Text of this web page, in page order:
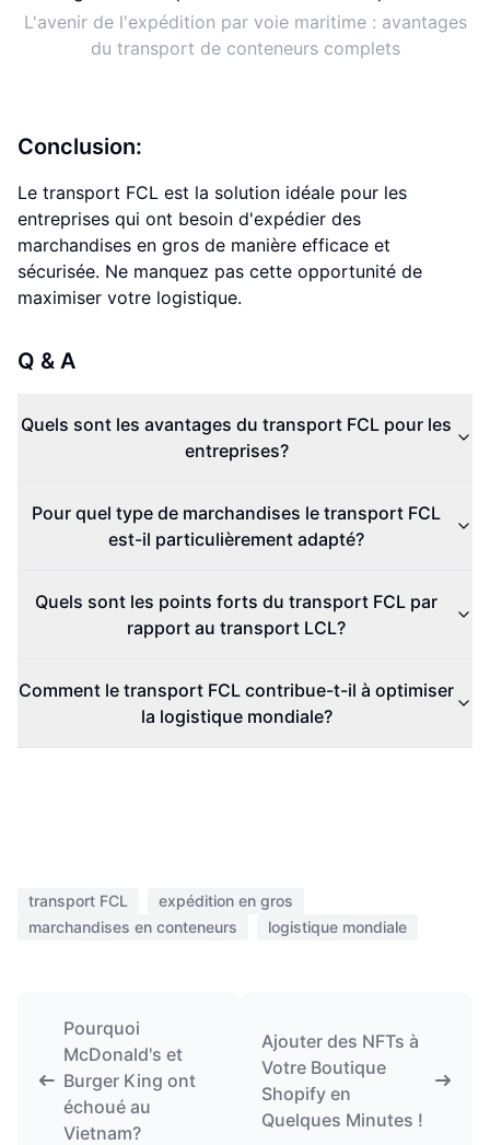
L'avenir de l'expédition par voie maritime : avantages
du transport de conteneurs complets
Conclusion:
Le transport FCL est la solution idéale pour les
entreprises qui ont besoin d'expédier des
marchandises en gros de manière efficace et
sécurisée. Ne manquez pas cette opportunité de
maximiser votre logistique.
Q & A
Quels sont les avantages du transport FCL pour les
entreprises?
Pour quel type de marchandises le transport FCL
est-il particulièrement adapté?
Quels sont les points forts du transport FCL par
rapport au transport LCL?
Comment le transport FCL contribue-t-il à optimiser
la logistique mondiale?
transport FCL
expédition en gros
marchandises en conteneurs
logistique mondiale
Pourquoi
McDonald's et
Burger King ont
échoué au
Vietnam?
Ajouter des NFTs à
Votre Boutique
Shopify en
Quelques Minutes !